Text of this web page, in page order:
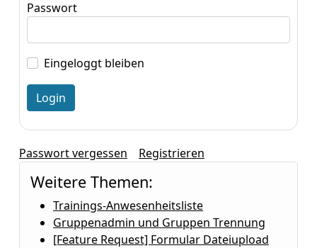
Passwort
Eingeloggt bleiben
Passwort vergessen Registrieren
Weitere Themen:
Trainings-Anwesenheitsliste
Gruppenadmin und Gruppen Trennung
[Feature Request] Formular Dateiupload